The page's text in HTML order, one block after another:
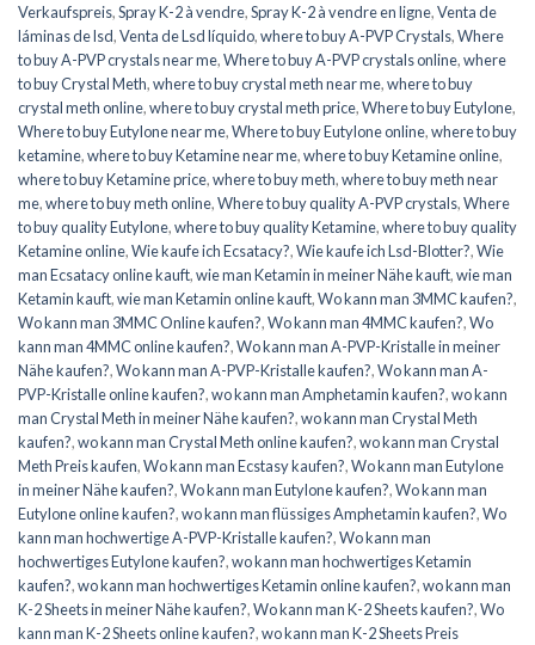
Verkaufspreis,Spray K-2 à vendre,Spray K-2 à vendre en ligne,Venta de
láminas de lsd,Venta de Lsd líquido,where to buy A-PVP Crystals,Where
to buy A-PVP crystals near me,Where to buy A-PVP crystals online,where
to buy Crystal Meth,where to buy crystal meth near me,where to buy
crystal meth online,where to buy crystal meth price,Where to buy Eutylone,
Where to buy Eutylone near me,Where to buy Eutylone online,where to buy
ketamine,where to buy Ketamine near me,where to buy Ketamine online,
where to buy Ketamine price,where to buy meth,where to buy meth near
me,where to buy meth online,Where to buy quality A-PVP crystals,Where
to buy quality Eutylone,where to buy quality Ketamine,where to buy quality
Ketamine online,Wie kaufe ich Ecsatacy?,Wie kaufe ich Lsd-Blotter?,Wie
man Ecsatacy online kauft,wie man Ketamin in meiner Nähe kauft,wie man
Ketamin kauft,wie man Ketamin online kauft,Wo kann man 3MMC kaufen?,
Wo kann man 3MMC Online kaufen?,Wo kann man 4MMC kaufen?,Wo
kann man 4MMC online kaufen?,Wo kann man A-PVP-Kristalle in meiner
Nähe kaufen?,Wo kann man A-PVP-Kristalle kaufen?,Wo kann man A-
PVP-Kristalle online kaufen?,wo kann man Amphetamin kaufen?,wo kann
man Crystal Meth in meiner Nähe kaufen?,wo kann man Crystal Meth
kaufen?,wo kann man Crystal Meth online kaufen?,wo kann man Crystal
Meth Preis kaufen,Wo kann man Ecstasy kaufen?,Wo kann man Eutylone
in meiner Nähe kaufen?,Wo kann man Eutylone kaufen?,Wo kann man
Eutylone online kaufen?,wo kann man flüssiges Amphetamin kaufen?,Wo
kann man hochwertige A-PVP-Kristalle kaufen?,Wo kann man
hochwertiges Eutylone kaufen?,wo kann man hochwertiges Ketamin
kaufen?,wo kann man hochwertiges Ketamin online kaufen?,wo kann man
K-2 Sheets in meiner Nähe kaufen?,Wo kann man K-2 Sheets kaufen?,Wo
kann man K-2 Sheets online kaufen?,wo kann man K-2 Sheets Preis